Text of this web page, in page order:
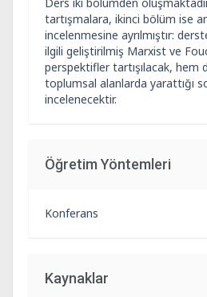
tartışmalara, ikinci bölüm ise
incelenmesine ayrılmıştır:
ilgili geliştirilmiş Marxist ve
perspektifler tartışılacak, hem
toplumsal alanlarda yarattığı
incelenecektir.
Öğretim Yöntemleri
Konferans
Kaynaklar